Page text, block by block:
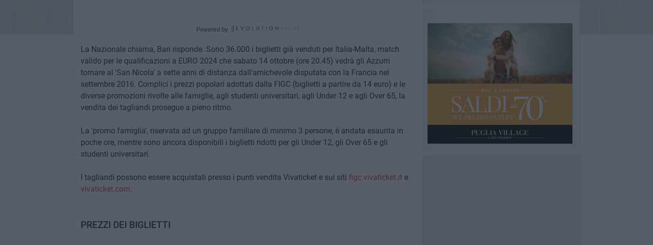
Powered by
La Nazionale chiama, Bari risponde. Sono 36.000 i biglietti già venduti per Italia-Malta, match
valido per le qualificazioni a EURO 2024 che sabato 14 ottobre (ore 20.45) vedrà gli Azzurri
tornare al 'San Nicola' a sette anni di distanza dall'amichevole disputata con la Francia nel
settembre 2016. Complici i prezzi popolari adottati dalla FIGC (biglietti a partire da 14 euro) e le
diverse promozioni rivolte alle famiglie, agli studenti universitari, agli Under 12 e agli Over 65, la
vendita dei tagliandi prosegue a pieno ritmo.
La 'promo famiglia', riservata ad un gruppo familiare di minimo 3 persone, è andata esaurita in
poche ore, mentre sono ancora disponibili i biglietti ridotti per gli Under 12, gli Over 65 e gli
studenti universitari.
I tagliandi possono essere acquistati presso i punti vendita Vivaticket e sui siti figc.vivaticket.ite
vivaticket.com.
PREZZI DEI BIGLIETTI